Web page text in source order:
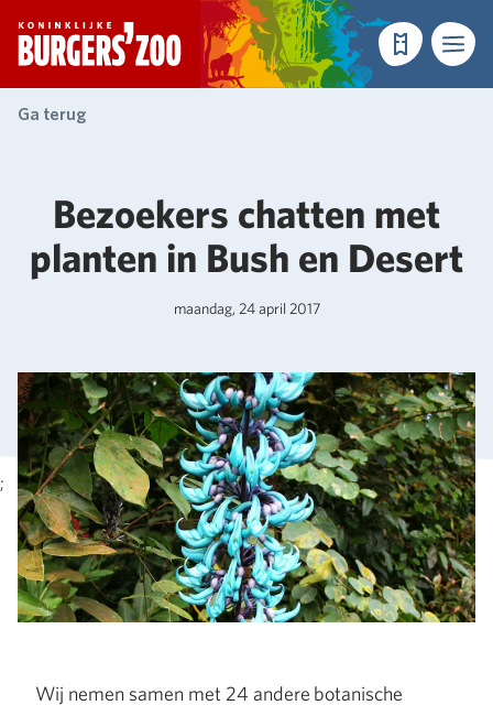
- Homepagina
TicketsMenu
Ga terug
;
Bezoekers chatten met
planten in Bush en Desert
maandag, 24 april 2017
Wij nemen samen met 24 andere botanische